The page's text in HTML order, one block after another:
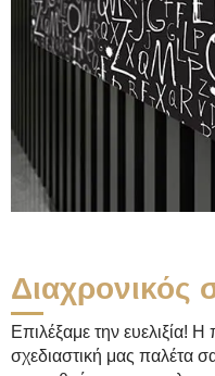
Διαχρονικός
Επιλέξαμε την ευελιξία!
σχεδιαστική μας παλέτα